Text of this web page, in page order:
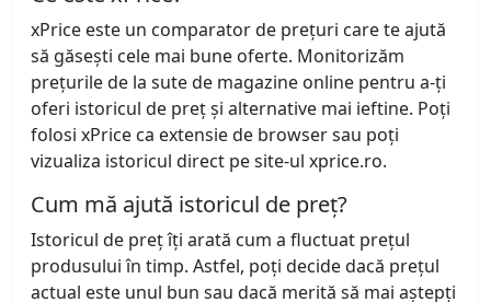
xPrice este un comparator de prețuri care te ajută
să găsești cele mai bune oferte. Monitorizăm
prețurile de la sute de magazine online pentru a-ți
oferi istoricul de preț și alternative mai ieftine. Poți
folosi xPrice ca extensie de browser sau poți
vizualiza istoricul direct pe site-ul xprice.ro.
Cum mă ajută istoricul de preț?
Istoricul de preț îți arată cum a fluctuat prețul
produsului în timp. Astfel, poți decide dacă prețul
actual este unul bun sau dacă merită să mai aștepți